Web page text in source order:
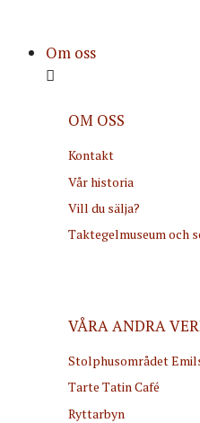
Om oss
OM OSS
Kontakt
Vår historia
Vill du sälja?
Taktegelmuseum och
VÅRA ANDRA
Stolphusområdet
Tarte Tatin Café
Ryttarbyn